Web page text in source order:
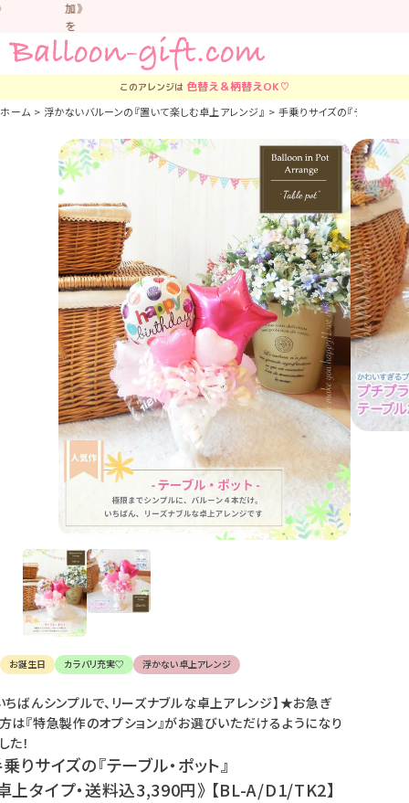
加》
を
お
す
す
し
い
ま
す。
車
中
な
ど
置
か
な
い
よ
う
気
を
つ
け
て
楽
し
く
さ
い。
このアレンジは 色替え＆柄替えOK♡
ホーム 浮かないバルーンの『置いて楽しむ卓上アレンジ』 手乗りサイズの『テーブル・
お誕生日 カラバリ充実♡ 浮かない卓上アレンジ
ちばんシンプルで、リーズナブルな卓上アレンジ】★お急ぎ
は『特急製作のオプション』がお選びいただけるようになり
た！
りサイズの『テーブル・ポット』
上タイプ・送料込3,390円》 【BL-A/D1/TK2】